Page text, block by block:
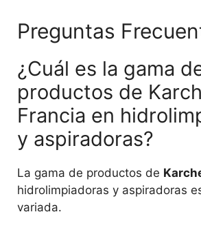
Preguntas
¿Cuál es la gama
productos de
Francia en
y aspiradoras?
La gama de productos de
hidrolimpiadoras y aspiradoras
variada.